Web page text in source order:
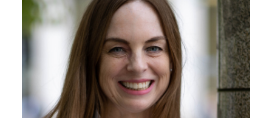
Partner werden
Media
European Banker of the Year
Über uns